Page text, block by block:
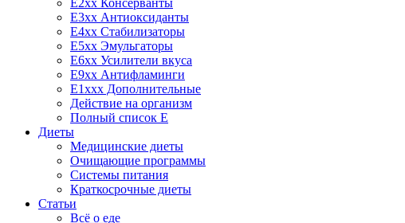
E3xx Антиоксиданты
E4xx Стабилизаторы
E5xx Эмульгаторы
E6xx Усилители вкуса
E9xx Антифламинги
E1xxx Дополнительные
Действие на организм
Полный список E
Диеты
Медицинские диеты
Очищающие программы
Системы питания
Краткосрочные диеты
Статьи
Всё о еде